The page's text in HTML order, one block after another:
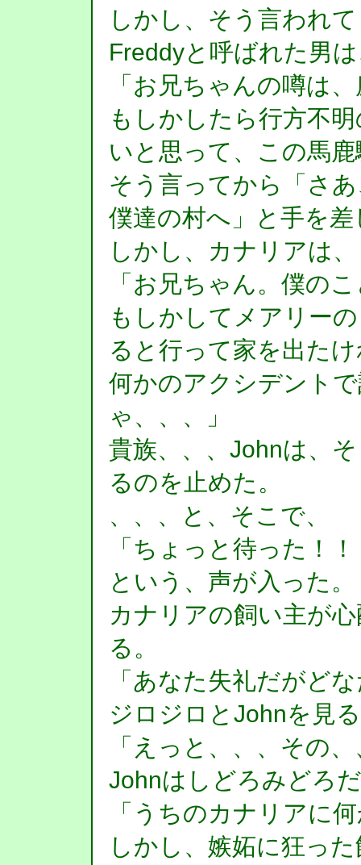
しかし、そう言われ
Freddyと呼ばれた男
「お兄ちゃんの噂は
もしかしたら行方不
いと思って、この馬
そう言ってから「さ
僕達の村へ」と手を
しかし、カナリアは
「お兄ちゃん。僕の
もしかしてメアリー
ると行って家を出た
何かのアクシデント
ゃ、、、」
貴族、、、Johnは、
るのを止めた。
、、、と、そこで、
「ちょっと待った！
という、声が入った。
カナリアの飼い主が
る。
「あなた失礼だがど
ジロジロとJohnを見
「えっと、、、その
Johnはしどろみどろ
「うちのカナリアに
しかし、嫉妬に狂っ